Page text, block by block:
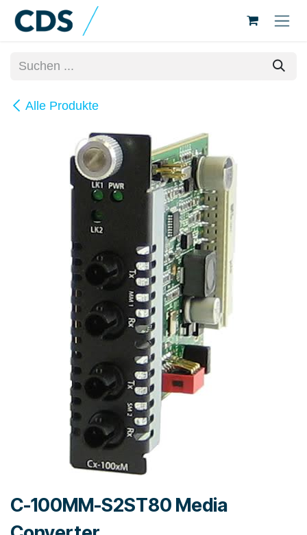
Zum Inhalt springen
Alle Produkte
C-100MM-S2ST80 Media